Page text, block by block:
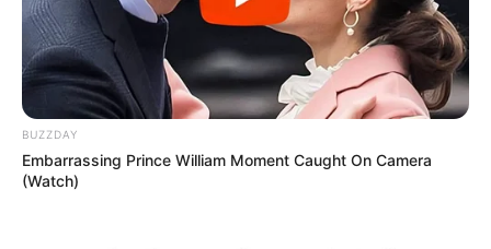
BUZZDAY
Embarrassing Prince William Moment Caught On Camera
(Watch)